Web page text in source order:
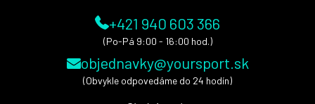
+421 940 603 366
(Po-Pá 9:00 - 16:00 hod.)
objednavky@yoursport.sk
(Obvykle odpovedáme do 24 hodín)